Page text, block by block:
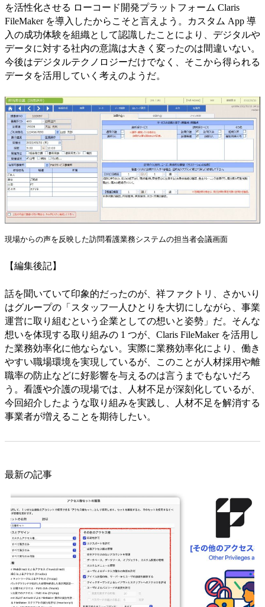
を活性化させる ローコード開発プラットフォーム Claris
FileMaker を導入したからこそと言えよう。カスタム App 導
入の成功体験を組織として認識したことにより、デジタルや
データに対する社内の意識は大きく変ったのは間違いない。
今後はデジタルテクノロジーだけでなく、そこから得られる
データを活用していく考えのようだ。
現場からの声を反映した訪問看護業務システムの担当者会議画面
【編集後記】
話を聞いていて印象的だったのが、祥ファクトリ、さかいり
はグループの「スタッフ一人ひとりを大切にしながら、事業
運営に取り組むという企業としての想いと姿勢」だ。そんな
想いを体現する取り組みの 1 つが、Claris FileMaker を活用し
た業務効率化に他ならない。実際に業務効率化により、働き
やすい職場環境を実現しているが、このことが人材採用や離
職率の防止などに好影響を与えるのは言うまでもないだろ
う。看護や介護の現場では、人材不足が深刻化しているが、
今回紹介したような取り組みを実践し、人材不足を解消する
事業者が増えることを期待したい。
最新の記事